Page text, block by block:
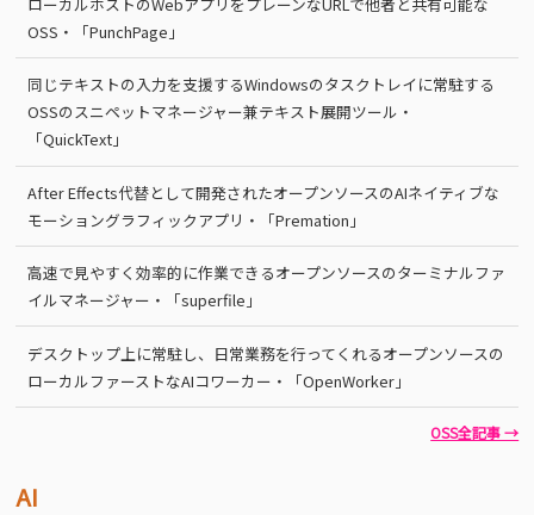
OSS・「PunchPage」
同じテキストの入力を支援するWindowsのタスクトレイに常駐する
OSSのスニペットマネージャー兼テキスト展開ツール・
「QuickText」
After Effects代替として開発されたオープンソースのAIネイティブな
モーショングラフィックアプリ・「Premation」
高速で見やすく効率的に作業できるオープンソースのターミナルファ
イルマネージャー・「superfile」
デスクトップ上に常駐し、日常業務を行ってくれるオープンソースの
ローカルファーストなAIコワーカー・「OpenWorker」
OSS全記事 →
AI